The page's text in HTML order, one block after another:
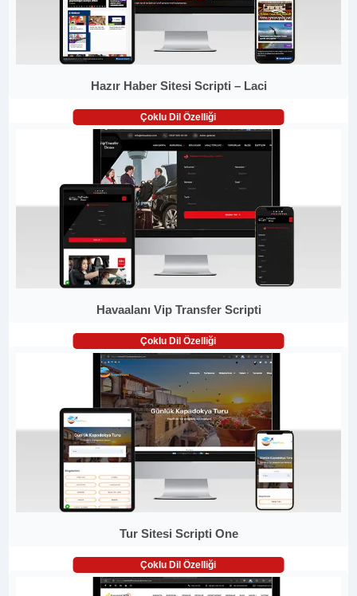
Hazır Haber Sitesi Scripti – Laci
Çoklu Dil Özelliği
Havaalanı Vip Transfer Scripti
Çoklu Dil Özelliği
Tur Sitesi Scripti One
Çoklu Dil Özelliği